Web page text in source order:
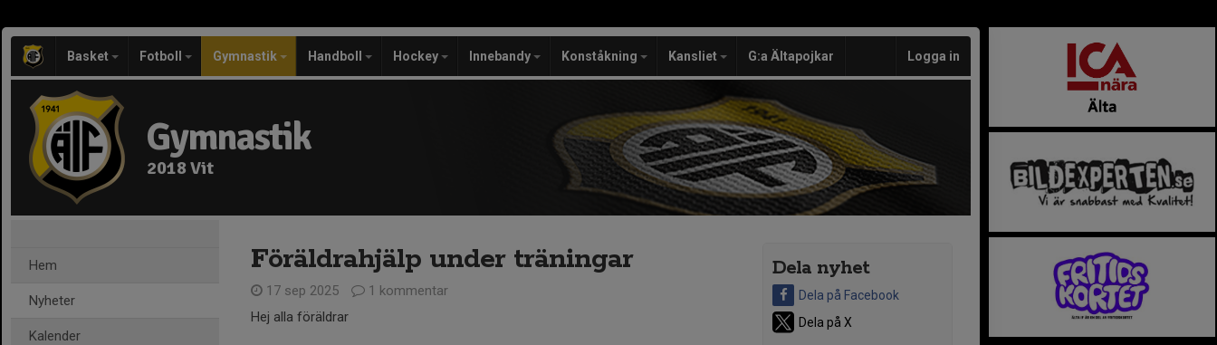
Basket Fotboll Gymnastik Handboll Hockey Innebandy Konståkning Kansliet G:a Ältapojkar Logga in
Gymnastik
2018 Vit
Hem
Nyheter
Kalender
Dela nyhet
Dela på Facebook
Dela på X
Föräldrahjälp under träningar
17 sep 2025
1 kommentar
Hej alla föräldrar